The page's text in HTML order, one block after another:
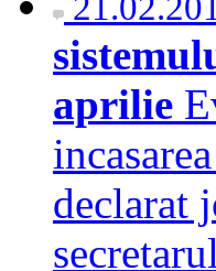
aprilie
declarat